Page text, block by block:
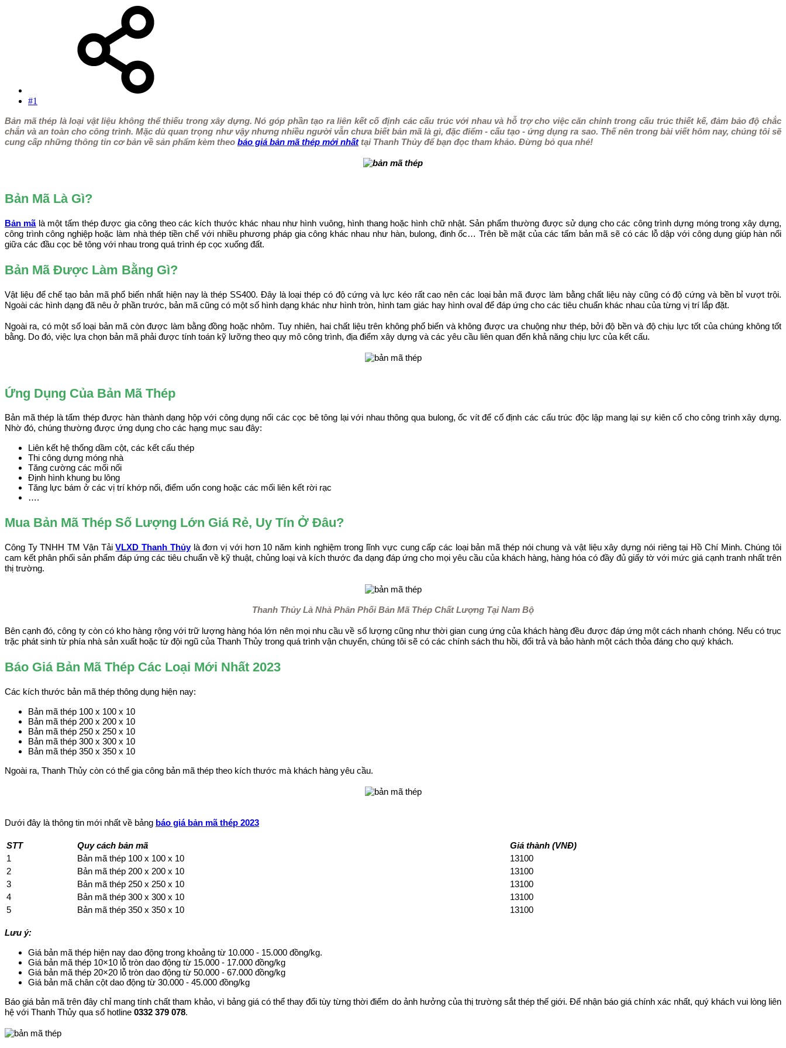
#1
Bản mã thép là loại vật liệu không thể thiếu trong xây dựng. Nó góp phần tạo ra liên kết cố định các cấu trúc với nhau và hỗ trợ cho việc căn chỉnh trong cấu trúc thiết kế, đảm bảo độ chắc
chắn và an toàn cho công trình. Mặc dù quan trọng như vậy nhưng nhiều người vẫn chưa biết bản mã là gì, đặc điểm - cấu tạo - ứng dụng ra sao. Thế nên trong bài viết hôm nay, chúng tôi sẽ
cung cấp những thông tin cơ bản về sản phẩm kèm theo báo giá bản mã thép mới nhấttại Thanh Thủy để bạn đọc tham khảo. Đừng bỏ qua nhé!
Bản Mã Là Gì?
Bản mãlà một tấm thép được gia công theo các kích thước khác nhau như hình vuông, hình thang hoặc hình chữ nhật. Sản phẩm thường được sử dụng cho các công trình dựng móng trong xây dựng,
công trình công nghiệp hoặc làm nhà thép tiền chế với nhiều phương pháp gia công khác nhau như hàn, bulong, đinh ốc… Trên bề mặt của các tấm bản mã sẽ có các lỗ dập với công dụng giúp hàn nối
giữa các đầu cọc bê tông với nhau trong quá trình ép cọc xuống đất.
Bản Mã Được Làm Bằng Gì?
Vật liệu để chế tạo bản mã phổ biến nhất hiện nay là thép SS400. Đây là loại thép có độ cứng và lực kéo rất cao nên các loại bản mã được làm bằng chất liệu này cũng có độ cứng và bền bỉ vượt trội.
Ngoài các hình dạng đã nêu ở phần trước, bản mã cũng có một số hình dạng khác như hình tròn, hình tam giác hay hình oval để đáp ứng cho các tiêu chuẩn khác nhau của từng vị trí lắp đặt.
Ngoài ra, có một số loại bản mã còn được làm bằng đồng hoặc nhôm. Tuy nhiên, hai chất liệu trên không phổ biến và không được ưa chuộng như thép, bởi độ bền và độ chịu lực tốt của chúng không tốt
bằng. Do đó, việc lựa chọn bản mã phải được tính toán kỹ lưỡng theo quy mô công trình, địa điểm xây dựng và các yêu cầu liên quan đến khả năng chịu lực của kết cấu.
Ứng Dụng Của Bản Mã Thép
Bản mã thép là tấm thép được hàn thành dạng hộp với công dụng nối các cọc bê tông lại với nhau thông qua bulong, ốc vít để cố định các cấu trúc độc lập mang lại sự kiên cố cho công trình xây dựng.
Nhờ đó, chúng thường được ứng dụng cho các hạng mục sau đây:
Liên kết hệ thống dầm cột, các kết cấu thép​
Thi công dựng móng nhà​
Tăng cường các mối nối​
Định hình khung bu lông​
Tăng lực bám ở các vị trí khớp nối, điểm uốn cong hoặc các mối liên kết rời rạc​
….​
Mua Bản Mã Thép Số Lượng Lớn Giá Rẻ, Uy Tín Ở Đâu?
Công Ty TNHH TM Vận TảiVLXD Thanh Thủylà đơn vị với hơn 10 năm kinh nghiệm trong lĩnh vực cung cấp các loại bản mã thép nói chung và vật liệu xây dựng nói riêng tại Hồ Chí Minh. Chúng tôi
cam kết phân phối sản phẩm đáp ứng các tiêu chuẩn về kỹ thuật, chủng loại và kích thước đa dạng đáp ứng cho mọi yêu cầu của khách hàng, hàng hóa có đầy đủ giấy tờ với mức giá cạnh tranh nhất trên
thị trường.
Thanh Thủy Là Nhà Phân Phối Bản Mã Thép Chất Lượng Tại Nam Bộ
Bên cạnh đó, công ty còn có kho hàng rộng với trữ lượng hàng hóa lớn nên mọi nhu cầu về số lượng cũng như thời gian cung ứng của khách hàng đều được đáp ứng một cách nhanh chóng. Nếu có trục
trặc phát sinh từ phía nhà sản xuất hoặc từ đội ngũ của Thanh Thủy trong quá trình vận chuyển, chúng tôi sẽ có các chính sách thu hồi, đổi trả và bảo hành một cách thỏa đáng cho quý khách.
Báo Giá Bản Mã Thép Các Loại Mới Nhất 2023
Các kích thước bản mã thép thông dụng hiện nay:
Bản mã thép 100 x 100 x 10​
Bản mã thép 200 x 200 x 10​
Bản mã thép 250 x 250 x 10​
Bản mã thép 300 x 300 x 10​
Bản mã thép 350 x 350 x 10​
Ngoài ra, Thanh Thủy còn có thể gia công bản mã thép theo kích thước mà khách hàng yêu cầu.
Dưới đây là thông tin mới nhất về bảng báo giá bản mã thép 2023
STT Quy cách bản mã
Giá thành (VNĐ)
1
Bản mã thép 100 x 100 x 10
13100
2
Bản mã thép 200 x 200 x 10
13100
3
Bản mã thép 250 x 250 x 10
13100
4
Bản mã thép 300 x 300 x 10
13100
5
Bản mã thép 350 x 350 x 10 13100
Lưu ý:
Giá bản mã thép hiện nay dao động trong khoảng từ 10.000 - 15.000 đồng/kg.​
Giá bản mã thép 10×10 lỗ tròn dao động từ 15.000 - 17.000 đồng/kg​
Giá bản mã thép 20×20 lỗ tròn dao động từ 50.000 - 67.000 đồng/kg​
Giá bản mã chân cột dao động từ 30.000 - 45.000 đồng/kg​
Báo giá bản mã trên đây chỉ mang tính chất tham khảo, vì bảng giá có thể thay đổi tùy từng thời điểm do ảnh hưởng của thị trường sắt thép thế giới. Để nhận báo giá chính xác nhất, quý khách vui lòng liên
hệ với Thanh Thủy qua số hotline 0332 379 078.